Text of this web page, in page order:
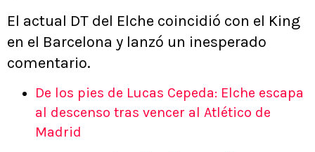
El actual DT del Elche coincidió con el King
en el Barcelona y lanzó un inesperado
comentario.
De los pies de Lucas Cepeda: Elche escapa
al descenso tras vencer al Atlético de
Madrid